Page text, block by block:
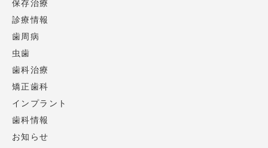
保存治療
診療情報
歯周病
虫歯
歯科治療
矯正歯科
インプラント
歯科情報
お知らせ